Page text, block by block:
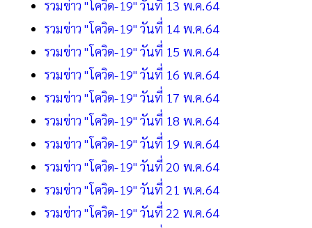
รวมข่าว "โควิด-19" วันที่ 13 พ.ค.64
รวมข่าว "โควิด-19" วันที่ 14 พ.ค.64
รวมข่าว "โควิด-19" วันที่ 15 พ.ค.64
รวมข่าว "โควิด-19" วันที่ 16 พ.ค.64
รวมข่าว "โควิด-19" วันที่ 17 พ.ค.64
รวมข่าว "โควิด-19" วันที่ 18 พ.ค.64
รวมข่าว "โควิด-19" วันที่ 19 พ.ค.64
รวมข่าว "โควิด-19" วันที่ 20 พ.ค.64
รวมข่าว "โควิด-19" วันที่ 21 พ.ค.64
รวมข่าว "โควิด-19" วันที่ 22 พ.ค.64